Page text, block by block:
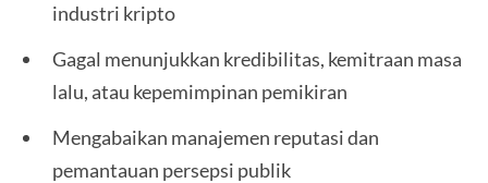
industri kripto
Gagal menunjukkan kredibilitas, kemitraan masa
lalu, atau kepemimpinan pemikiran
Mengabaikan manajemen reputasi dan
pemantauan persepsi publik